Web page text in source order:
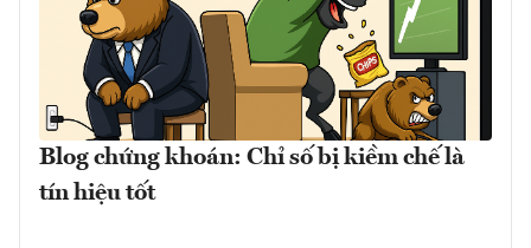
Blog chứng khoán: Chỉ số bị kiềm chế là
tín hiệu tốt